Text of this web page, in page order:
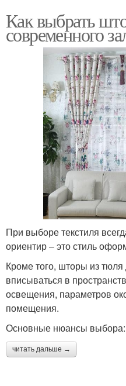
Как выбрать
современного
При выборе текстиля
ориентир – это стиль
Кроме того, шторы из
вписываться в
освещения, параметров
помещения.
Основные нюансы выбора:
читать дальше →